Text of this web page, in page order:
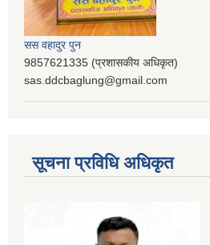
सस वहादुर पुन
9857621335 (प्रशासकीय अधिकृत)
sas.ddcbaglung@gmail.com
सूचना प्रविधि अधिकृत